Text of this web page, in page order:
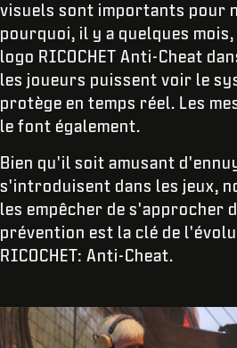
visuels sont importants pour
pourquoi, il y a quelques
logo RICOCHET Anti-Cheat
les joueurs puissent voir le
protège en temps réel. Les
le font également.
Bien qu'il soit amusant
s'introduisent dans les jeux,
les empêcher de s'approcher
prévention est la clé de
RICOCHET: Anti-Cheat.